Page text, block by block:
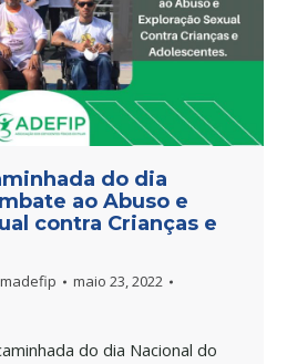
do dia
ao Abuso e
contra Crianças e
maio 23, 2022
do dia Nacional do